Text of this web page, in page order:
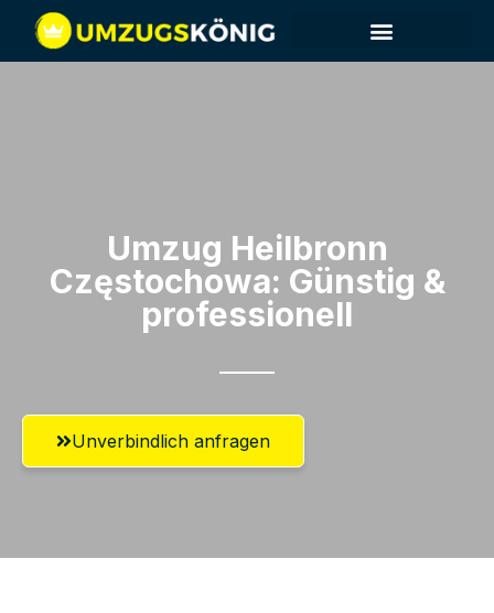
Umzug Heilbronn​
Częstochowa: Günstig &
professionell​
Unverbindlich anfragen